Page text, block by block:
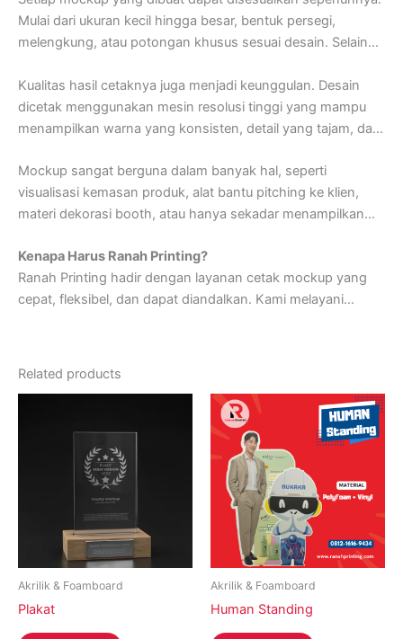
untukmenampilkandesaindalambentukdisplay,papan
promosi,ataupun mediabantusaat presentasiproyek.
Mulai dari ukuran kecil hingga besar, bentuk persegi,
melengkung, atau potongan khusus sesuai desain. Selain
jugabisadiatursesuai kebutuhan.Proseskustomisasiini
membuatsetiapmockupmenjadiunikdanrelevandengan
tujuanpenggunaannya.
Kualitas hasil cetaknya juga menjadi keunggulan. Desain
dicetak menggunakan mesin resolusi tinggi yang mampu
menampilkan warna yang konsisten, detail yang tajam, dan
tidakhanyasebagaisimulasi,tetapijugabisadigunakan
langsungdalamkeperluanpresentasiataupromosiringan.
Mockup sangat berguna dalam banyak hal, seperti
visualisasi kemasan produk, alat bantu pitching ke klien,
materi dekorasi booth, atau hanya sekadar menampilkan
dilakukan.Kegunaannyayangfleksibel
pilihan utamadalam proseskreatifdanproduksi.
Kenapa Harus Ranah Printing?
Ranah Printing hadir dengan layanan cetak mockup yang
cepat, fleksibel, dan dapat diandalkan. Kami melayani
Dengan
berkualitas, prosescetak
tinggi,setiap yangkami
dibuat
standarprofesional hasilyangmemuaskan.
Related products
Akrilik & Foamboard
Plakat
Akrilik & Foamboard
Human Standing